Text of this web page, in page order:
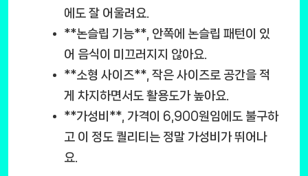
에도 잘 어울려요.
**논슬립 기능**, 안쪽에 논슬립 패턴이 있
어 음식이 미끄러지지 않아요.
**소형 사이즈**, 작은 사이즈로 공간을 적
게 차지하면서도 활용도가 높아요.
**가성비**, 가격이 6,900원임에도 불구하
고 이 정도 퀄리티는 정말 가성비가 뛰어나
요.